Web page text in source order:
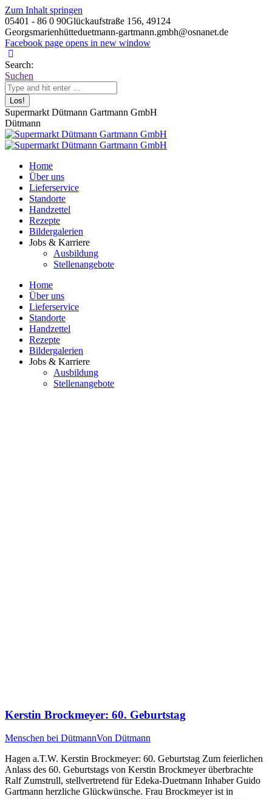
Zum Inhalt springen
05401 - 86 0 90Glückaufstraße 156, 49124
Georgsmarienhütteduetmann-gartmann.gmbh@osnanet.de
Facebook page opens in new window
Search:
Suchen
Supermarkt Dütmann Gartmann GmbH
Dütmann
Home
Über uns
Lieferservice
Standorte
Handzettel
Rezepte
Bildergalerien
Jobs & Karriere
Ausbildung
Stellenangebote
Home
Über uns
Lieferservice
Standorte
Handzettel
Rezepte
Bildergalerien
Jobs & Karriere
Ausbildung
Stellenangebote
Kerstin Brockmeyer: 60. Geburtstag
Menschen bei DütmannVon Dütmann
Hagen a.T.W. Kerstin Brockmeyer: 60. Geburtstag Zum feierlichen
Anlass des 60. Geburtstags von Kerstin Brockmeyer überbrachte
Ralf Zumstrull, stellvertretend für Edeka-Duetmann Inhaber Guido
Gartmann herzliche Glückwünsche. Frau Brockmeyer ist in